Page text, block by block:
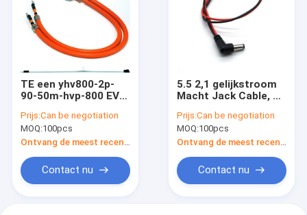
TE een yhv800-2p-
90-50m-hvp-800 EV
Laden Kabel
Prijs:Can be negotiation
MOQ:100pcs
Contact nu
5.5 2,1 gelijkstroom
Macht Jack Cable, 90
Vrouwelijke Kabel
UL1007 18AWG
Prijs:Can be negotiation
MOQ:100pcs
Contact nu